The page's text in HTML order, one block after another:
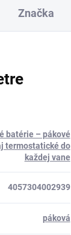
Značka
batérie – pákové
termostatické do
každej vane
4057304002939
páková